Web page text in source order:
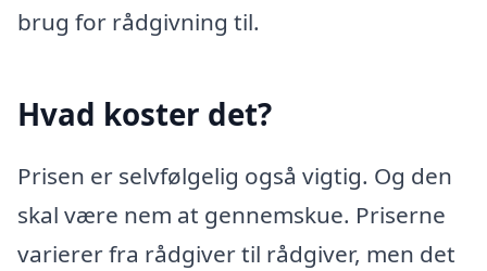
brug for rådgivning til.
Hvad koster det?
Prisen er selvfølgelig også vigtig. Og den
skal være nem at gennemskue. Priserne
varierer fra rådgiver til rådgiver, men det